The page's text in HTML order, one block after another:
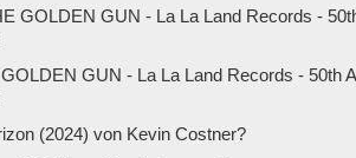
GUN - La La Land Records - 50th